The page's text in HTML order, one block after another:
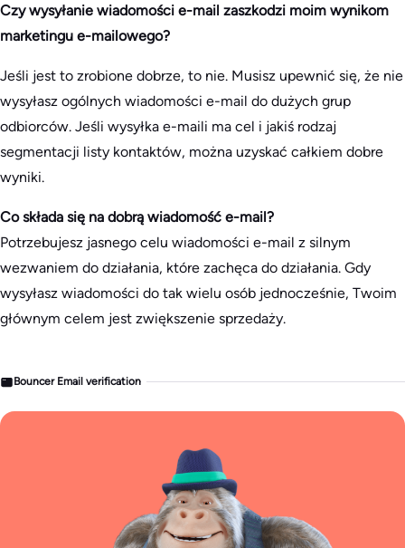
Czy wysyłanie wiadomości e-mail zaszkodzi moim wynikom
marketingu e-mailowego?
Jeśli jest to zrobione dobrze, to nie. Musisz upewnić się, że nie
wysyłasz ogólnych wiadomości e-mail do dużych grup
odbiorców. Jeśli wysyłka e-maili ma cel i jakiś rodzaj
segmentacji listy kontaktów, można uzyskać całkiem dobre
wyniki.
Co składa się na dobrą wiadomość e-mail?
Potrzebujesz jasnego celu wiadomości e-mail z silnym
wezwaniem do działania, które zachęca do działania. Gdy
wysyłasz wiadomości do tak wielu osób jednocześnie, Twoim
głównym celem jest zwiększenie sprzedaży.
Bouncer Email verification